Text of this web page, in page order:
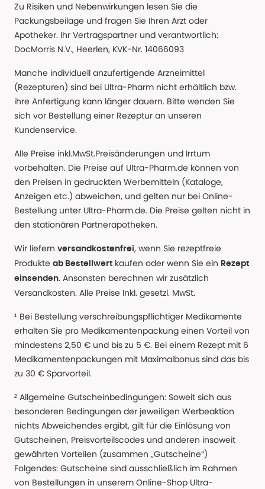
Zu Risiken und Nebenwirkungen lesen Sie die
Packungsbeilage und fragen Sie Ihren Arzt oder
Apotheker. Ihr Vertragspartner und verantwortlich:
DocMorris N.V., Heerlen, KVK-Nr. 14066093
Manche individuell anzufertigende Arzneimittel
(Rezepturen) sind bei Ultra-Pharm nicht erhältlich bzw.
ihre Anfertigung kann länger dauern. Bitte wenden Sie
sich vor Bestellung einer Rezeptur an unseren
Kundenservice.
Alle Preise inkl.MwSt.Preisänderungen und Irrtum
vorbehalten. Die Preise auf Ultra-Pharm.de können von
den Preisen in gedruckten Werbemitteln (Kataloge,
Anzeigen etc.) abweichen, und gelten nur bei Online-
Bestellung unter Ultra-Pharm.de. Die Preise gelten nicht in
den stationären Partnerapotheken.
Wir liefern versandkostenfrei, wenn Sie rezeptfreie
Produkte ab Bestellwert kaufen oder wenn Sie ein Rezept
einsenden. Ansonsten berechnen wir zusätzlich
Versandkosten. Alle Preise Inkl. gesetzl. MwSt.
¹ Bei Bestellung verschreibungspflichtiger Medikamente
erhalten Sie pro Medikamentenpackung einen Vorteil von
mindestens 2,50 € und bis zu 5 €. Bei einem Rezept mit 6
Medikamentenpackungen mit Maximalbonus sind das bis
zu 30 € Sparvorteil.
² Allgemeine Gutscheinbedingungen: Soweit sich aus
besonderen Bedingungen der jeweiligen Werbeaktion
nichts Abweichendes ergibt, gilt für die Einlösung von
Gutscheinen, Preisvorteilscodes und anderen insoweit
gewährten Vorteilen (zusammen „Gutscheine“)
Folgendes: Gutscheine sind ausschließlich im Rahmen
von Bestellungen in unserem Online-Shop Ultra-